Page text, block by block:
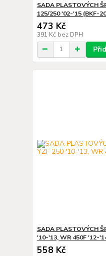
SADA PLASTOVÝCH
125/250 '02-'15 (BKF-
473 Kč
391 Kč bez DPH
SADA PLASTOVÝCH
'10-'13, WR 450F '12-
558 Kč